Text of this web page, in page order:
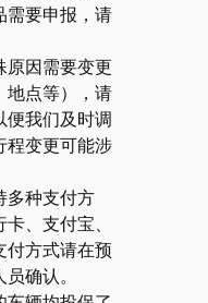
需要申报，请
原因需要变更
地点等），请
便我们及时调
程变更可能涉
多种支付方
、支付宝、
付方式请在预
确认。